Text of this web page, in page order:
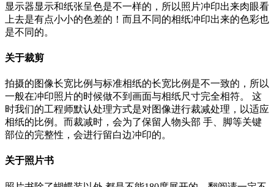
显示器显示和纸张呈色是不一样的，所以照片冲印出来肉眼看
上去是有点小小的色差的！而且不同的相纸冲印出来的色彩也
是不同的。
关于裁剪
拍摄的图像长宽比例与标准相纸的长宽比例是不一致的，所以
一般在冲印照片的时候做不到画面与相纸尺寸完全相符。 这
时我们的工程师默认处理方式是对图像进行裁减处理，以适应
相纸的比例。而裁减时，会为了保留人物头部 手、脚等关键
部位的完整性，会进行留白边冲印的。
关于照片书